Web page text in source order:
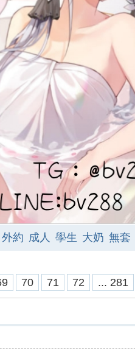
外約 成人 學生 大奶 無套
70 71 72 ... 281